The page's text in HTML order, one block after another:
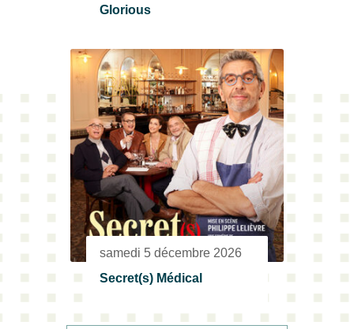
Glorious
samedi 5 décembre 2026
Secret(s) Médical